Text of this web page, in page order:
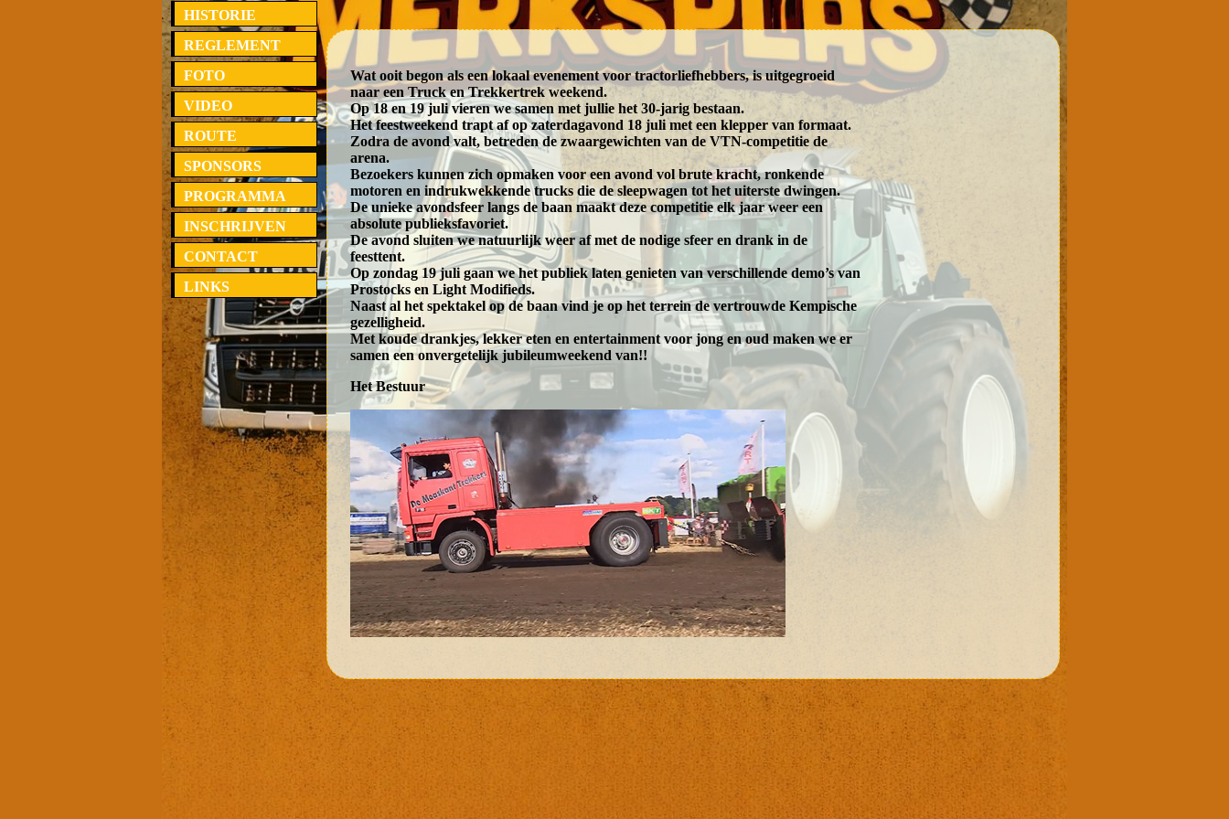
HISTORIE
REGLEMENT
FOTO
VIDEO
ROUTE
SPONSORS
PROGRAMMA
INSCHRIJVEN
CONTACT
LINKS
Wat ooit begon als een lokaal evenement voor tractorliefhebbers, is uitgegroeid
naar een Truck en Trekkertrek weekend.
Op 18 en 19 juli vieren we samen met jullie het 30-jarig bestaan.
Het feestweekend trapt af op zaterdagavond 18 juli met een klepper van formaat.
Zodra de avond valt, betreden de zwaargewichten van de VTN-competitie de
arena.
Bezoekers kunnen zich opmaken voor een avond vol brute kracht, ronkende
motoren en indrukwekkende trucks die de sleepwagen tot het uiterste dwingen.
De unieke avondsfeer langs de baan maakt deze competitie elk jaar weer een
absolute publieksfavoriet.
De avond sluiten we natuurlijk weer af met de nodige sfeer en drank in de
feesttent.
Op zondag 19 juli gaan we het publiek laten genieten van verschillende demo’s van
Prostocks en Light Modifieds.
Naast al het spektakel op de baan vind je op het terrein de vertrouwde Kempische
gezelligheid.
Met koude drankjes, lekker eten en entertainment voor jong en oud maken we er
samen een onvergetelijk jubileumweekend van!!
Het Bestuur